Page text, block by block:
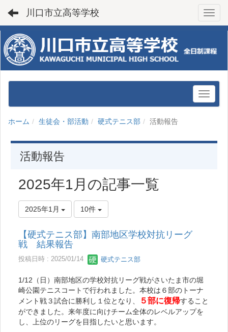
川口市立高等学校
ホーム 生徒会・部活動 硬式テニス部 活動報告
活動報告
2025年1月の記事一覧
2025年1月 10件
【硬式テニス部】南部地区学校対抗リーグ
戦 結果報告
投稿日時 : 2025/01/14 硬式テニス部
1/12（日）南部地区の学校対抗リーグ戦がさいたま市の堀
崎公園テニスコートで行われました。本校は６部のトーナ
メント戦３試合に勝利し１位となり、
５部に復帰すること
ができました。来年度に向けチーム全体のレベルアップを
し、上位のリーグを目指したいと思います。